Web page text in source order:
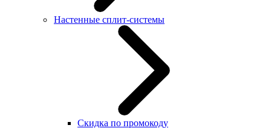
Настенные сплит-системы
Скидка по промокоду